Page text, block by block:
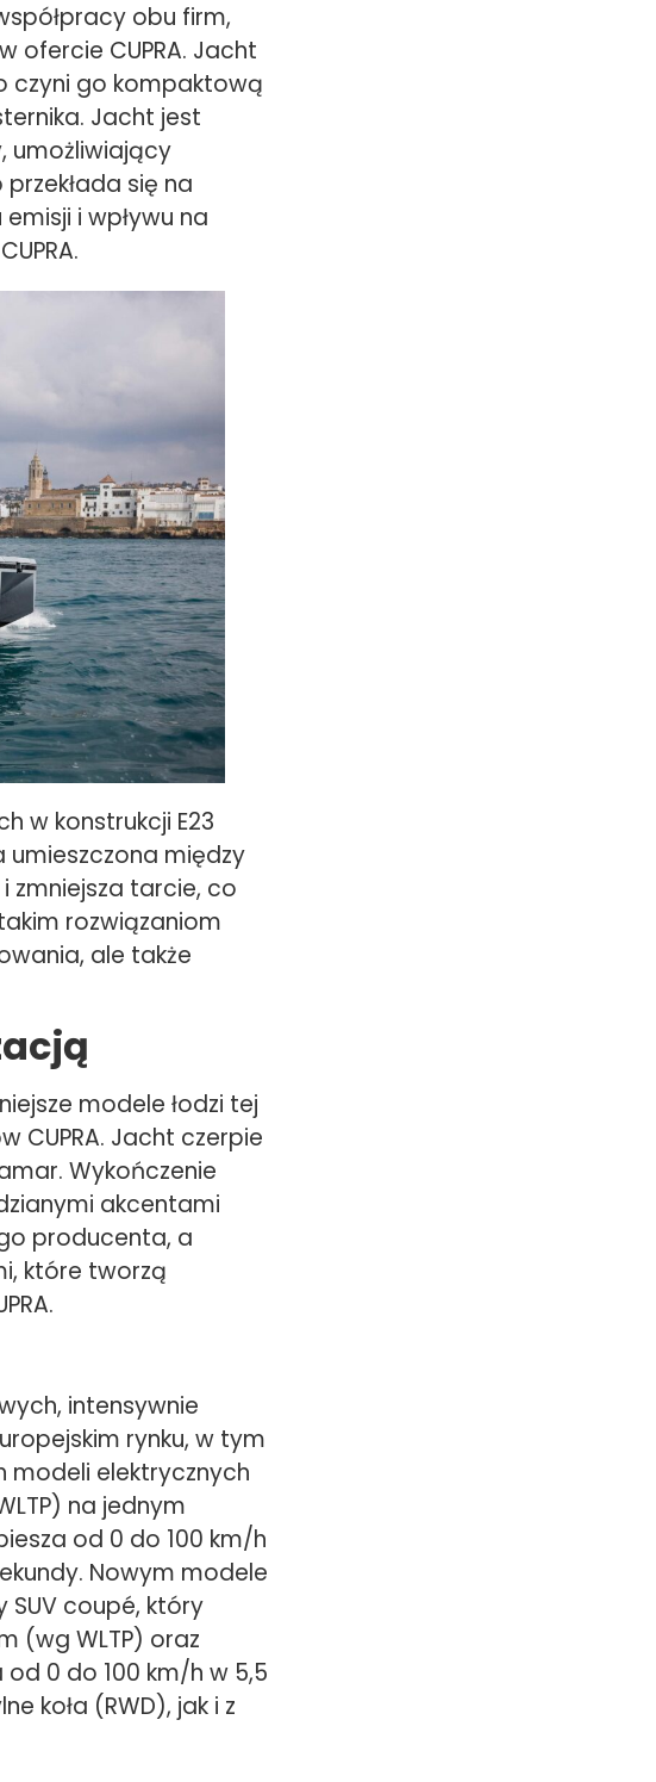
obu firm,
ofercie CUPRA. Jacht
czyni go kompaktową
Jacht jest
umożliwiający
się na
i wpływu na
w konstrukcji E23
między
zmniejsza tarcie, co
rozwiązaniom
ale także
modele łodzi tej
CUPRA. Jacht czerpie
Wykończenie
akcentami
producenta, a
które tworzą
intensywnie
rynku, w tym
modeli elektrycznych
na jednym
od 0 do 100 km/h
Nowym modele
SUV coupé, który
(wg WLTP) oraz
0 do 100 km/h w 5,5
koła (RWD), jak i z